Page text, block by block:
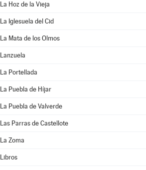
La Hoz de la Vieja
La Iglesuela del Cid
La Mata de los Olmos
Lanzuela
La Portellada
La Puebla de Híjar
La Puebla de Valverde
Las Parras de Castellote
La Zoma
Libros